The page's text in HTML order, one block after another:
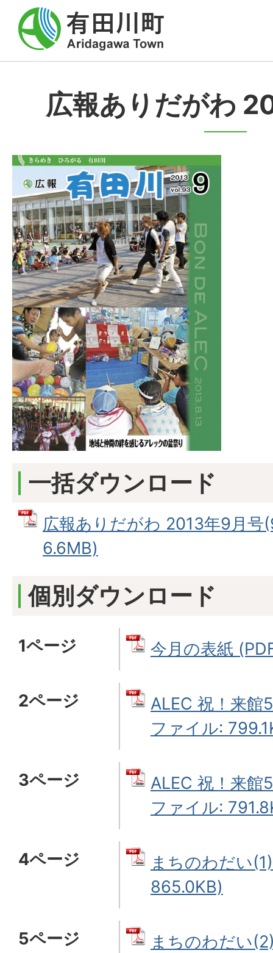
広報ありだがわ
一括ダウンロード
広報ありだがわ 2013年9月号
6.6MB)
個別ダウンロード
1ページ 今月の表紙
2ページ
ALEC 祝！来館
ファイル:
3ページ
ALEC 祝！来館
ファイル:
4ページ
まちのわだい
865.0KB)
5ページ
まちのわだい